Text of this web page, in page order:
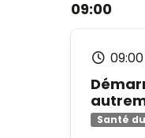
09:00
09:00
Santé